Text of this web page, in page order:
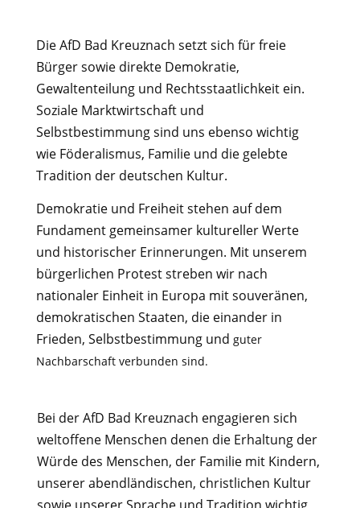
Die AfD Bad Kreuznach setzt sich für freie
Bürger sowie direkte Demokratie,
Gewaltenteilung und Rechtsstaatlichkeit ein.
Soziale Marktwirtschaft und
Selbstbestimmung sind uns ebenso wichtig
wie Föderalismus, Familie und die gelebte
Tradition der deutschen Kultur.
Demokratie und Freiheit stehen auf dem
Fundament gemeinsamer kultureller Werte
und historischer Erinnerungen. Mit unserem
bürgerlichen Protest streben wir nach
nationaler Einheit in Europa mit souveränen,
demokratischen Staaten, die einander in
Frieden, Selbstbestimmung undguter
Nachbarschaft verbunden sind.
Bei der AfD Bad Kreuznach engagieren sich
weltoffene Menschen denen die Erhaltung der
Würde des Menschen, der Familie mit Kindern,
unserer abendländischen, christlichen Kultur